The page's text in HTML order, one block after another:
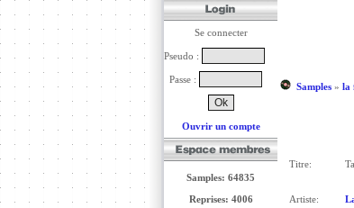
Se connecter
Pseudo :
Passe :
Ouvrir un compte
Samples: 64835
Reprises: 4006
Samples» la
Titre:
Artiste: